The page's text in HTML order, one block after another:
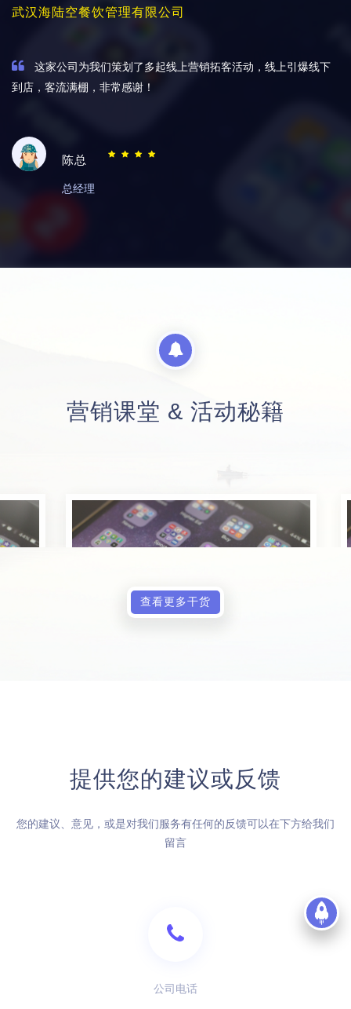
武汉海陆空餐饮管理有限公司
这家公司为我们策划了多起线上营销拓客活动，线上引爆线下
到店，客流满棚，非常感谢！
陈总
总经理
营销课堂 & 活动秘籍
查看更多干货
提供您的建议或反馈
您的建议、意见，或是对我们服务有任何的反馈可以在下方给我们
留言
公司电话